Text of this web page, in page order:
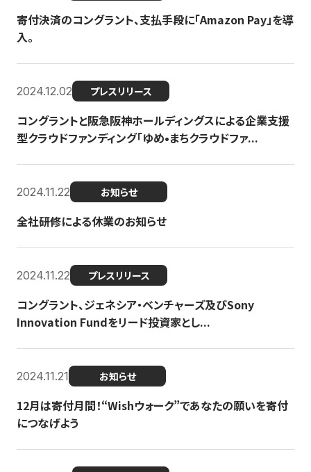
寄付決済のコングラント、支払手段に「Amazon Pay」を導
入。
2024.12.02 プレスリリース
コングラントと阪急阪神ホールディングスによる企業支援
型クラウドファンディング「ゆめ•まちクラウドファ...
2024.11.22 お知らせ
全社研修による休業のお知らせ
2024.11.22 プレスリリース
コングラント、ジェネシア・ベンチャーズ及びSony
Innovation Fundをリード投資家とし...
2024.11.21 お知らせ
12月は寄付月間！“Wishウォーク”であなたの願いを寄付
につなげよう